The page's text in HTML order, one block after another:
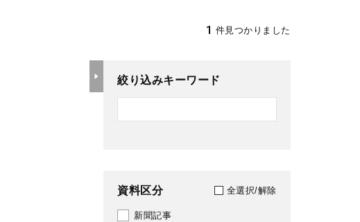
1 件見つかりました
絞り込みキーワード
資料区分 全選択/解除
新聞記事